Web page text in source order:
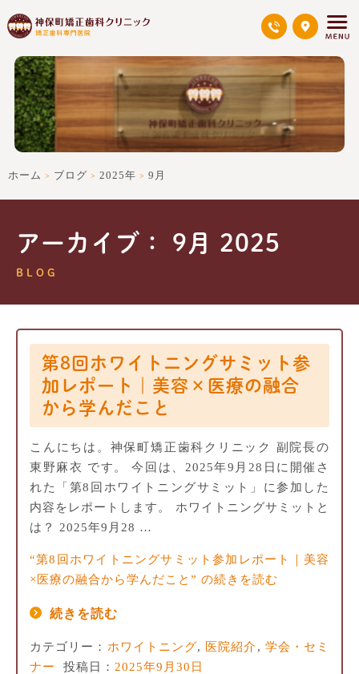
ホーム > ブログ > 2025年 > 9月
アーカイブ： 9月 2025
BLOG
第8回ホワイトニングサミット参
加レポート｜美容×医療の融合
から学んだこと
こんにちは。神保町矯正歯科クリニック 副院長の
東野麻衣 です。 今回は、2025年9月28日に開催さ
れた「第8回ホワイトニングサミット」に参加した
内容をレポートします。 ホワイトニングサミットと
は？ 2025年9月28 …
“第8回ホワイトニングサミット参加レポート｜美容
×医療の融合から学んだこと” の続きを読む
続きを読む
カテゴリー： ホワイトニング, 医院紹介 , 学会・セミ
ナー
投稿日： 2025年9月30日